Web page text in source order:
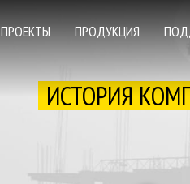
ПРОЕКТЫ ПРОДУКЦИЯ
ИСТОРИЯ